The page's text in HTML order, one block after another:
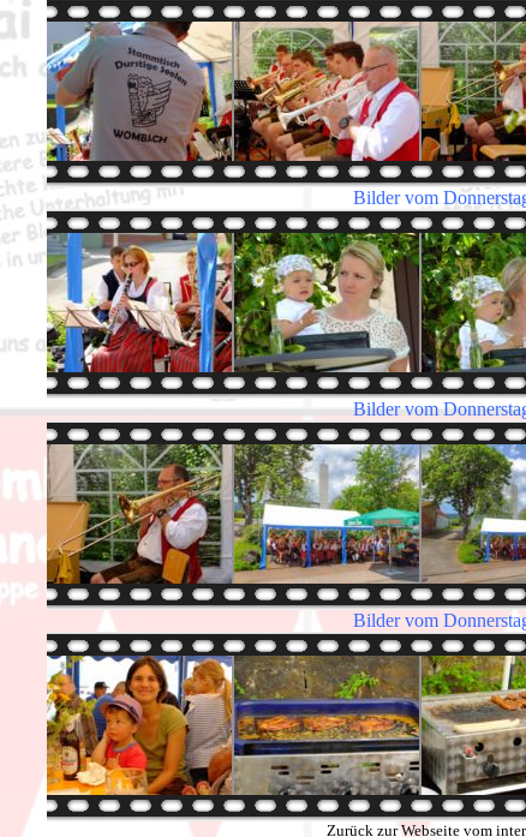
Bilder vom
Bilder vom
Bilder vom
Zurück zur Webseite vom